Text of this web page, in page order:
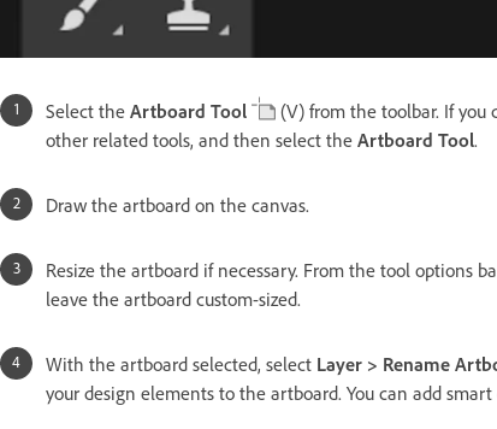
Select the Artboard Tool (V) from the toolbar. If you
other related tools, and then select the Artboard Tool.
Draw the artboard on the canvas.
Resize the artboard if necessary. From the tool options
leave the artboard custom-sized.
With the artboard selected, select Layer > Rename
your design elements to the artboard. You can add